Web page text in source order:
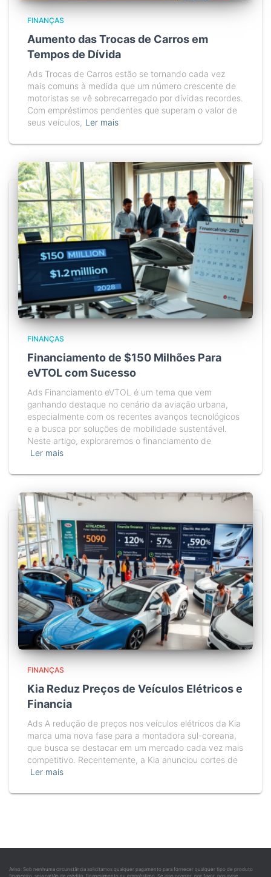
FINANÇAS
Aumento das Trocas de Carros em
Tempos de Dívida
Ads Trocas de Carros estão se tornando cada vez
mais comuns à medida que um número crescente de
motoristas se vê sobrecarregado por dívidas recordes.
Com empréstimos pendentes que superam o valor de
seus veículos, Ler mais
FINANÇAS
Financiamento de $150 Milhões Para
eVTOL com Sucesso
Ads Financiamento eVTOL é um tema que vem
ganhando destaque no cenário da aviação urbana,
especialmente com os recentes avanços tecnológicos
e a busca por soluções de mobilidade sustentável.
Neste artigo, exploraremos o financiamento de
Ler mais
FINANÇAS
Kia Reduz Preços de Veículos Elétricos e
Financia
Ads A redução de preços nos veículos elétricos da Kia
marca uma nova fase para a montadora sul-coreana,
que busca se destacar em um mercado cada vez mais
competitivo. Recentemente, a Kia anunciou cortes de
Ler mais
Aviso: Sob nenhuma circunstância solicitamos qualquer pagamento para fornecer qualquer tipo de produto
financeiro, seja cartão de crédito, financiamento ou empréstimo. Se isso ocorrer, por favor, nos avise